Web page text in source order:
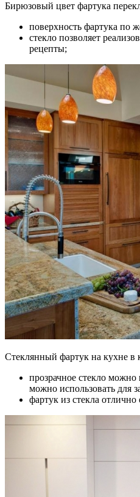
Бирюзовый цвет фартука
поверхность фартука по
стекло позволяет
рецепты;
Стеклянный фартук на кухне в
прозрачное стекло
можно использовать для
фартук из стекла